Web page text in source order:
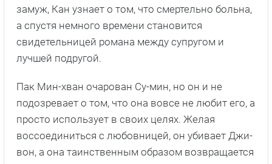
замуж, Кан узнает о том, что смертельно больна,
а спустя немного времени становится
свидетельницей романа между супругом и
лучшей подругой.
Пак Мин-хван очарован Су-мин, но он и не
подозревает о том, что она вовсе не любит его, а
просто использует в своих целях. Желая
воссоединиться с любовницей, он убивает Джи-
вон, а она таинственным образом возвращается